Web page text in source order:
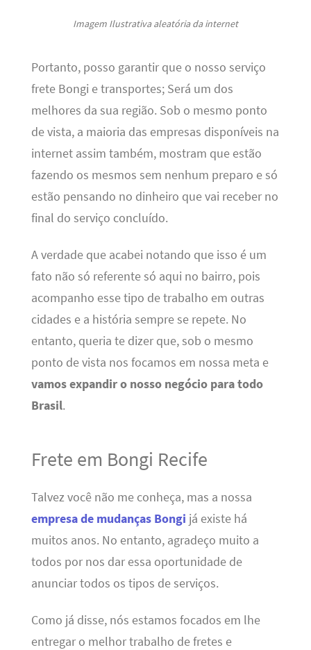
Imagem Ilustrativa aleatória da internet
Portanto, posso garantir que o nosso serviço
frete Bongi e transportes; Será um dos
melhores da sua região. Sob o mesmo ponto
de vista, a maioria das empresas disponíveis na
internet assim também, mostram que estão
fazendo os mesmos sem nenhum preparo e só
estão pensando no dinheiro que vai receber no
final do serviço concluído.
A verdade que acabei notando que isso é um
fato não só referente só aqui no bairro, pois
acompanho esse tipo de trabalho em outras
cidades e a história sempre se repete. No
entanto, queria te dizer que, sob o mesmo
ponto de vista nos focamos em nossa meta e
vamos expandir o nosso negócio para todo
Brasil.
Frete em Bongi Recife
Talvez você não me conheça, mas a nossa
empresa de mudanças Bongi já existe há
muitos anos. No entanto, agradeço muito a
todos por nos dar essa oportunidade de
anunciar todos os tipos de serviços.
Como já disse, nós estamos focados em lhe
entregar o melhor trabalho de fretes e